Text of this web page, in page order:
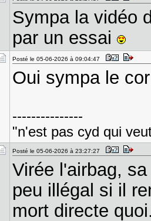
Sympa la vidéo
par un essai
Posté le 05-06-2026 à 09:04:47
Oui sympa le
---------------
"n'est pas cyd qui
Posté le 05-06-2026 à 23:27:27
Virée l'airbag,
peu illégal si il
mort directe